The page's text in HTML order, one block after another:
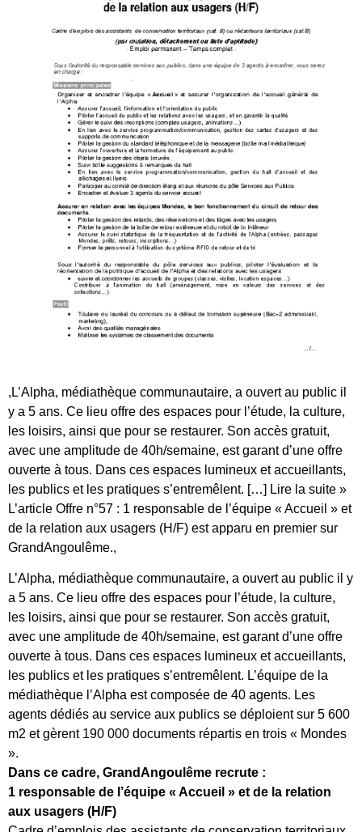
,L’Alpha, médiathèque communautaire, a ouvert au public il
y a 5 ans. Ce lieu offre des espaces pour l’étude, la culture,
les loisirs, ainsi que pour se restaurer. Son accès gratuit,
avec une amplitude de 40h/semaine, est garant d’une offre
ouverte à tous. Dans ces espaces lumineux et accueillants,
les publics et les pratiques s’entremêlent. […] Lire la suite »
L’article Offre n°57 : 1 responsable de l’équipe « Accueil » et
de la relation aux usagers (H/F) est apparu en premier sur
GrandAngoulême.,
L’Alpha, médiathèque communautaire, a ouvert au public il y
a 5 ans. Ce lieu offre des espaces pour l’étude, la culture,
les loisirs, ainsi que pour se restaurer. Son accès gratuit,
avec une amplitude de 40h/semaine, est garant d’une offre
ouverte à tous. Dans ces espaces lumineux et accueillants,
les publics et les pratiques s’entremêlent. L’équipe de la
médiathèque l’Alpha est composée de 40 agents. Les
agents dédiés au service aux publics se déploient sur 5 600
m2 et gèrent 190 000 documents répartis en trois « Mondes
».
Dans ce cadre, GrandAngoulême recrute :
1 responsable de l’équipe « Accueil » etde la relation
aux usagers (H/F)